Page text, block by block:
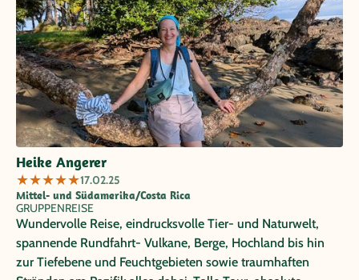
Heike Angerer
★★★★★17.02.25
Mittel- und Südamerika/Costa Rica
GRUPPENREISE
Wundervolle Reise, eindrucksvolle Tier- und Naturwelt,
spannende Rundfahrt- Vulkane, Berge, Hochland bis hin
zur Tiefebene und Feuchtgebieten sowie traumhaften